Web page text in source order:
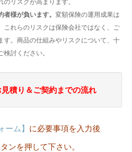
者様が負います。 変額保険の運用成果は
これらのリスクは保険会社ではなく、ご
す。商品の仕組みやリスクについて、十
討ください。
積り＆ご契約までの流れ
ーム】 に必要事項を入力後
ンを押して下さい。